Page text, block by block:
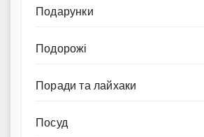
Подарунки
Подорожі
Поради та лайхаки
Посуд